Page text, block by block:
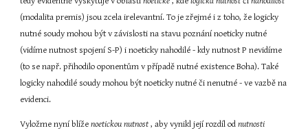
(modalita premis) jsou zcela irelevantní. To je zřejmé i z toho, že logicky
nutné soudy mohou být v závislosti na stavu poznání noeticky nutné
(vidíme nutnost spojení S-P) i noeticky nahodilé - kdy nutnost P nevidíme
(to se např. přihodilo oponentům v případě nutné existence Boha). Také
logicky nahodilé soudy mohou být noeticky nutné či nenutné - ve vazbě na
evidenci.
Vyložme nyní blíže noetickou nutnost , aby vynikl její rozdíl od